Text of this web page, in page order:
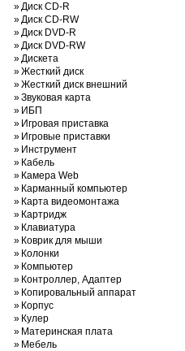
»Диск CD-R
»Диск CD-RW
»Диск DVD-R
»Диск DVD-RW
»Дискета
»Жесткий диск
»Жесткий диск внешний
»Звуковая карта
» ИБП
» Игровая приставка
» Игровые приставки
» Инструмент
» Кабель
» Камера Web
» Карманный компьютер
» Карта видеомонтажа
» Картридж
» Клавиатура
» Коврик для мыши
» Колонки
» Компьютер
» Контроллер, Адаптер
» Копировальный аппарат
» Корпус
» Кулер
» Материнская плата
» Мебель